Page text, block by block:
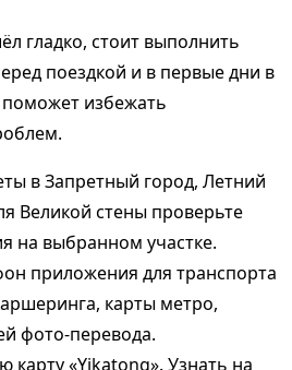
гладко, стоит выполнить
поездкой и в первые дни в
поможет избежать
в Запретный город, Летний
Великой стены проверьте
на выбранном участке.
приложения для транспорта
карты метро,
фото-перевода.
карту «Yikatong». Узнать на